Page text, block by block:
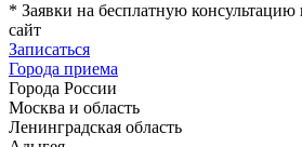
* Заявки на бесплатную
сайт
Записаться
Города приема
Города России
Москва и область
Ленинградская область